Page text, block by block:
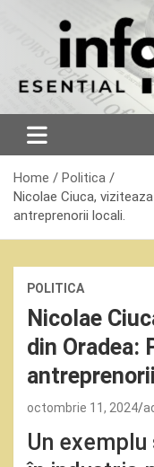
Home
Politica
Nicolae Ciuca,
antreprenorii locali.
POLITICA
Nicolae
din Oradea:
octombrie 11, 2024
Un